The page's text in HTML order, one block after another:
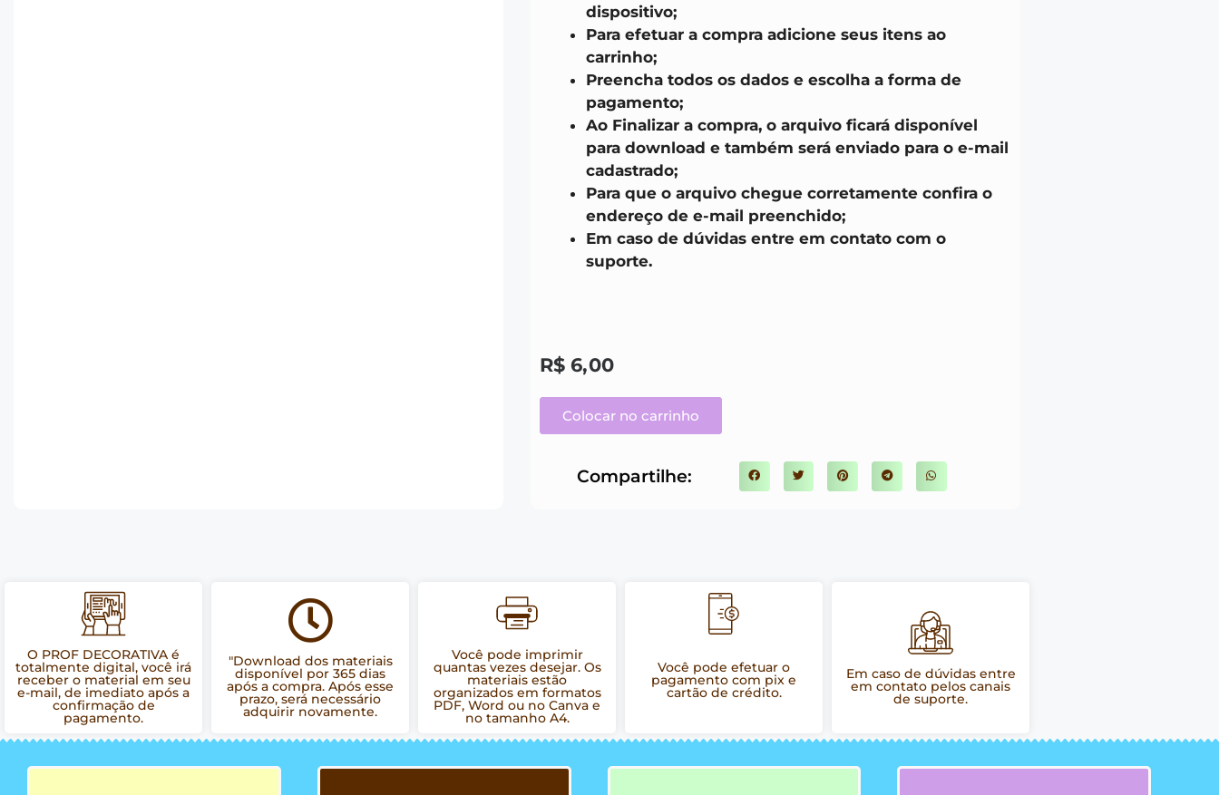
dispositivo;
Para efetuar a compra adicione seus itens ao
carrinho;
Preencha todos os dados e escolha a forma de
pagamento;
Ao Finalizar a compra, o arquivo ficará disponível
para download e também será enviado para o e-mail
cadastrado;
Para que o arquivo chegue corretamente confira o
endereço de e-mail preenchido;
Em caso de dúvidas entre em contato com o
suporte.
R$ 6,00
Colocar no carrinho
Compartilhe:
O PROF DECORATIVA é
totalmente digital, você irá
receber o material em seu
e-mail, de imediato após a
confirmação de
pagamento.
"Download dos materiais
disponível por 365 dias
após a compra. Após esse
prazo, será necessário
adquirir novamente.
Você pode imprimir
quantas vezes desejar. Os
materiais estão
organizados em formatos
PDF, Word ou no Canva e
no tamanho A4.
Você pode efetuar o
pagamento com pix e
cartão de crédito.
Em caso de dúvidas entre
em contato pelos canais
de suporte.